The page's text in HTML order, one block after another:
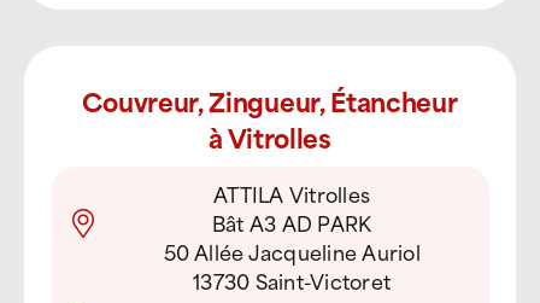
Couvreur, Zingueur, Étancheur
à Vitrolles
ATTILA Vitrolles
Bât A3 AD PARK
50 Allée Jacqueline Auriol
13730 Saint-Victoret